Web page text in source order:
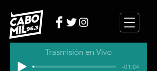
Trasmisión en Vivo
-01:04